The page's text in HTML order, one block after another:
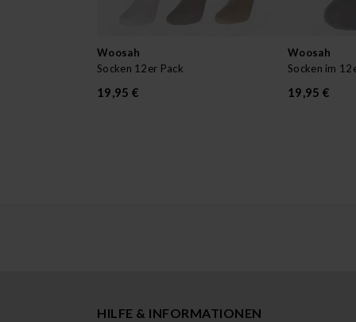
Woosah
Socken 12er Pack
19,95 €
Woosah
Socken im
19,95 €
HILFE & INFORMATIONEN